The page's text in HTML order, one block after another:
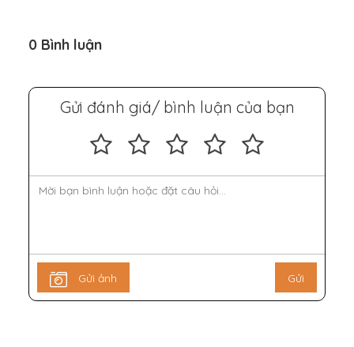
0 Bình luận
Gửi đánh giá/ bình luận của bạn
Gửi ảnh Gửi